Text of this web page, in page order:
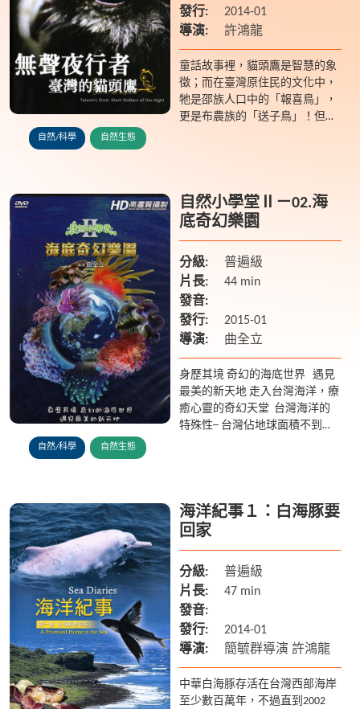
自然/科學 自然生態
發行:
2014-01
導演:
許鴻龍
童話故事裡，貓頭鷹是智慧的象
徵；而在臺灣原住民的文化中，
牠是邵族人口中的「報喜鳥」，
更是布農族的「送子鳥」！但對
自然/科學 自然生態
自然小學堂Ⅱ－02.海
底奇幻樂園
分級:
普遍級
片長:
44 min
發音:
發行:
2015-01
導演:
曲全立
身歷其境 奇幻的海底世界 遇見
最美的新天地 走入台灣海洋，療
癒心靈的奇幻天堂 台灣海洋的
特殊性─ 台灣佔地球面積不到萬
海洋紀事１：白海豚要
回家
分級:
普遍級
片長:
47 min
發音:
發行:
2014-01
導演:
簡毓群導演 許鴻龍
中華白海豚存活在台灣西部海岸
至少數百萬年，不過直到2002